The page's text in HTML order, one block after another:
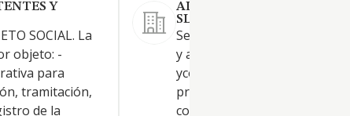
Y
SOCIAL. La
objeto: -
para
tramitación,
de la
ALFA AURIGA
SL.
Servicios de consultoría,
y asesoría jurídica, fiscal,
ycomercial, intermediación,
promoción y representación
comercial.